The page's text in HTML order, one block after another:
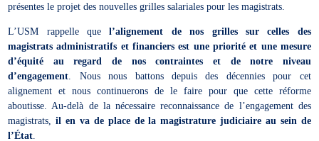
présentes le projet des nouvelles grilles salariales pour les magistrats.
L’USM rappelle quel’alignement de nos grilles sur celles des
magistrats administratifs et financiers est une priorité et une mesure
d’équité au regard de nos contraintes et de notre niveau
d’engagement . Nous nous battons depuis des décennies pour cet
alignement et nous continuerons de le faire pour que cette réforme
aboutisse. Au-delà de la nécessaire reconnaissance de l’engagement des
magistrats,
il en va de place de la magistrature judiciaire au sein de
l’État